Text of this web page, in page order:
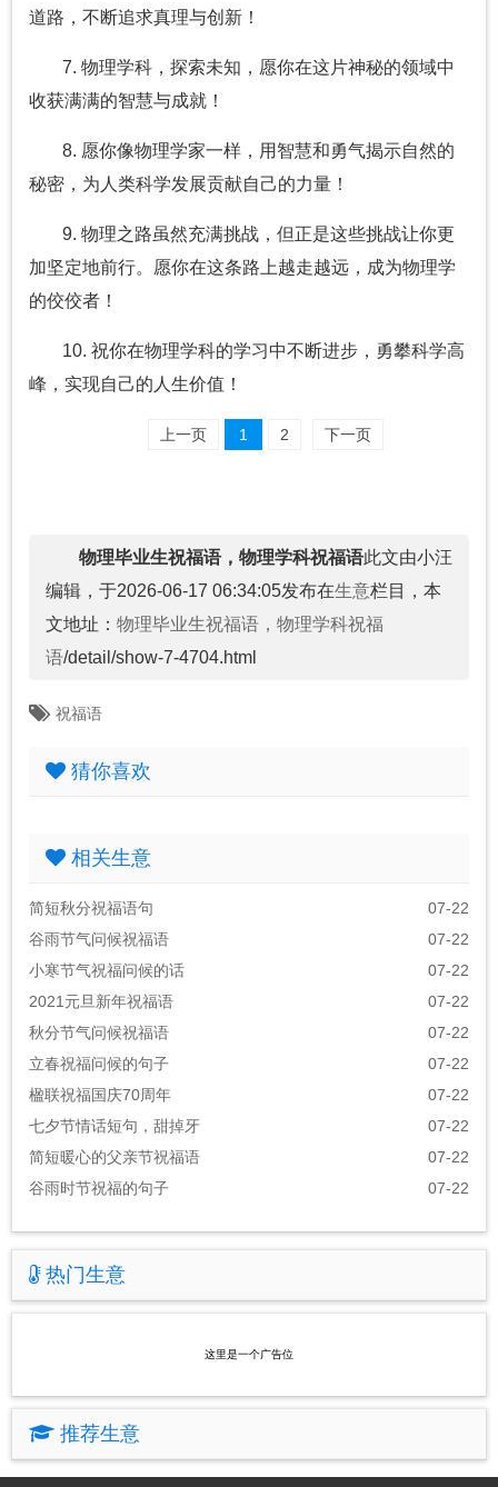
道路，不断追求真理与创新！
7. 物理学科，探索未知，愿你在这片神秘的领域中
收获满满的智慧与成就！
8. 愿你像物理学家一样，用智慧和勇气揭示自然的
秘密，为人类科学发展贡献自己的力量！
9. 物理之路虽然充满挑战，但正是这些挑战让你更
加坚定地前行。愿你在这条路上越走越远，成为物理学
的佼佼者！
10. 祝你在物理学科的学习中不断进步，勇攀科学高
峰，实现自己的人生价值！
上一页 1 2 下一页
物理毕业生祝福语，物理学科祝福语此文由小汪
编辑，于2026-06-17 06:34:05发布在生意栏目，本
文地址： 物理毕业生祝福语，物理学科祝福
语/detail/show-7-4704.html
祝福语
猜你喜欢
相关生意
简短秋分祝福语句
07-22
谷雨节气问候祝福语
07-22
小寒节气祝福问候的话
07-22
2021元旦新年祝福语
07-22
秋分节气问候祝福语
07-22
立春祝福问候的句子
07-22
楹联祝福国庆70周年
07-22
七夕节情话短句，甜掉牙
07-22
简短暖心的父亲节祝福语
07-22
谷雨时节祝福的句子
07-22
热门生意
这里是一个广告位
推荐生意